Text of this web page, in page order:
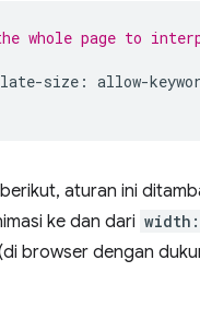
whole page to
size : allow-
aturan ini
ke dan dari
browser dengan